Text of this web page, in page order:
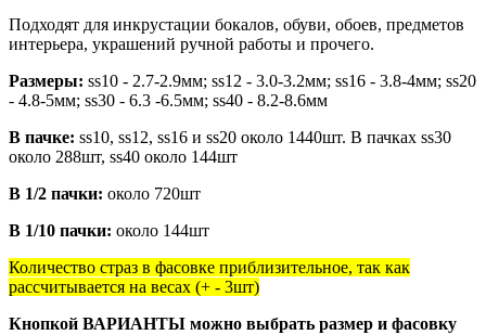
Подходят для инкрустации бокалов, обуви, обоев, предметов
интерьера, украшений ручной работы и прочего.
Размеры: ss10 - 2.7-2.9мм; ss12 - 3.0-3.2мм; ss16 - 3.8-4мм; ss20
- 4.8-5мм; ss30 - 6.3 -6.5мм; ss40 - 8.2-8.6мм
В пачке: ss10, ss12, ss16 и ss20 около 1440шт. В пачках ss30
около 288шт, ss40 около 144шт
В 1/2 пачки: около 720шт
В 1/10 пачки: около 144шт
Количество страз в фасовке приблизительное, так как
рассчитывается на весах (+ - 3шт)
Кнопкой ВАРИАНТЫ можно выбрать размер и фасовку